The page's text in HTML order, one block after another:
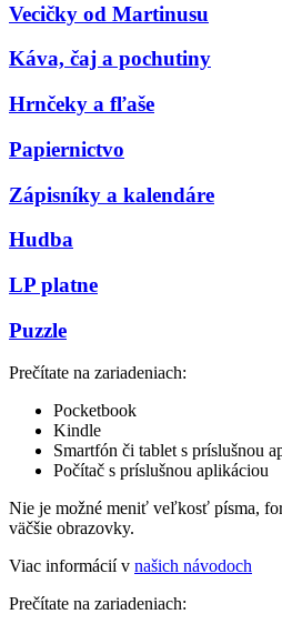
Vecičky od Martinusu
Káva, čaj a pochutiny
Hrnčeky a fľaše
Papiernictvo
Zápisníky a kalendáre
Hudba
LP platne
Puzzle
Prečítate na zariadeniach:
Pocketbook
Kindle
Smartfón či tablet s príslušnou
Počítač s príslušnou aplikáciou
Nie je možné meniť veľkosť písma,
väčšie obrazovky.
Viac informácií v našich návodoch
Prečítate na zariadeniach: